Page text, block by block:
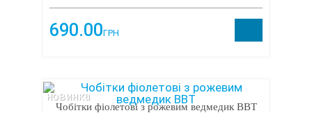
690.00ГРН
Чобітки фіолетові з рожевим ведмедик BBT
новинка